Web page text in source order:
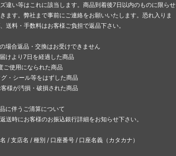
違い等はこれに該当します。商品到着後7日以内のものに限らせ
ます。弊社まで事前にご連絡をお願いいたします。恐れ入りま
送料・手数料はお客様ご負担で返品下さい。
場合返品・交換はお受けできません
けより7日を経過した商品
ご使用になられた商品
・シール等をはずした商品
様が汚損・破損された商品
に伴うご清算について
送時にお客様のお振込銀行詳細をお知らせ下さい。
/ 支店名 / 種別 / 口座番号 / 口座名義（カタカナ）